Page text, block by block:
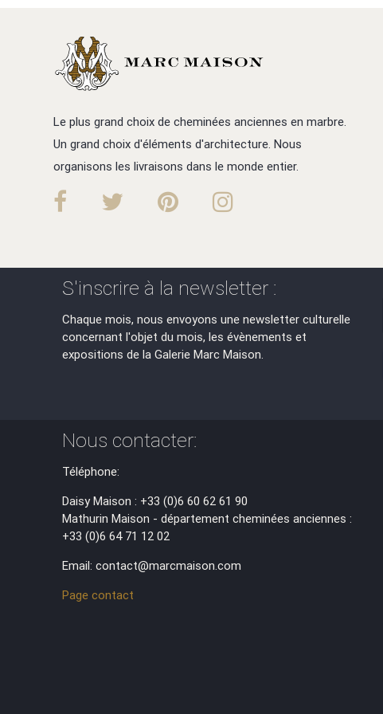
Le plus grand choix de cheminées anciennes en marbre.
Un grand choix d'éléments d'architecture. Nous
organisons les livraisons dans le monde entier.
S'inscrire à la newsletter :
Chaque mois, nous envoyons une newsletter culturelle
concernant l'objet du mois, les évènements et
expositions de la Galerie Marc Maison.
Nous contacter:
Téléphone:
Daisy Maison : +33 (0)6 60 62 61 90
Mathurin Maison - département cheminées anciennes :
+33 (0)6 64 71 12 02
Email: contact@marcmaison.com
Page contact